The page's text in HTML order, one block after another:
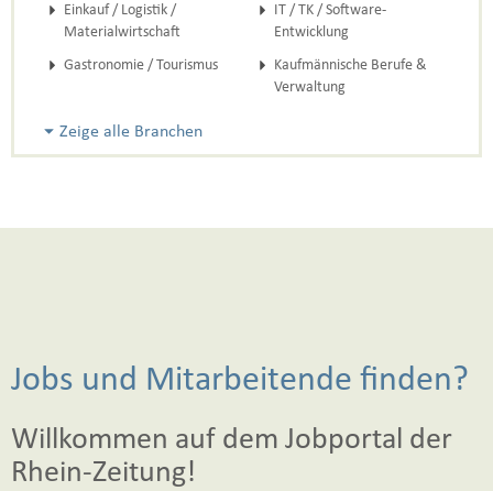
Einkauf / Logistik /
Materialwirtschaft
Gastronomie / Tourismus
IT / TK / Software-
Entwicklung
Kaufmännische Berufe &
Verwaltung
Zeige alle Branchen
Jobs und Mitarbeitende finden?
Willkommen auf dem Jobportal der
Rhein-Zeitung!